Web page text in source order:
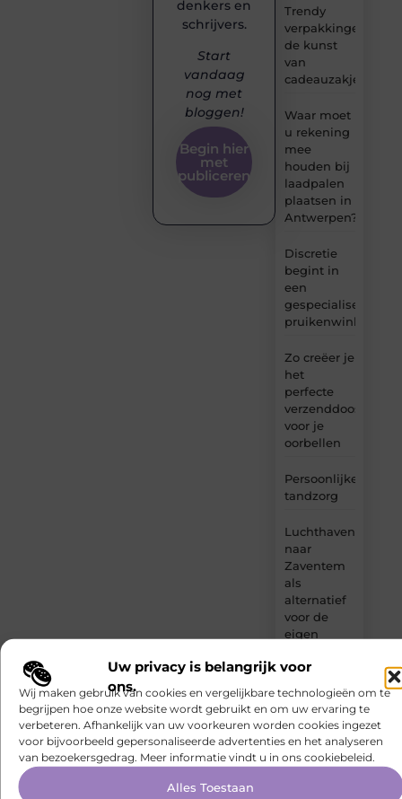
Uw privacy is belangrijk voor
ons.
Wij maken gebruik van cookies en vergelijkbare technologieën om te
begrijpen hoe onze website wordt gebruikt en om uw ervaring te
verbeteren. Afhankelijk van uw voorkeuren worden cookies ingezet
voor bijvoorbeeld gepersonaliseerde advertenties en het analyseren
van bezoekersgedrag. Meer informatie vindt u in ons cookiebeleid.
Alles Toestaan
Trendy
verpakkingen:
de kunst
van
cadeauzakjes
Waar moet
u rekening
mee
houden bij
laadpalen
plaatsen in
Antwerpen?
Discretie
begint in
een
gespecialiseerde
pruikenwinkel
Zo creëer je
het
perfecte
verzenddoosje
voor je
oorbellen
Persoonlijke
tandzorg
Luchthavenvervoer
naar
Zaventem
als
alternatief
voor de
eigen
denkers en
schrijvers.
Start
vandaag
nog met
bloggen!
Begin hier
met
publiceren
Gerelateerde artikelendie u mogelijk
interesseren